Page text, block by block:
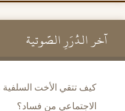
آخر الدُّرَرِ الصَّوتية
كيف تتقي الأخت
الاجتماعي من فساد؟